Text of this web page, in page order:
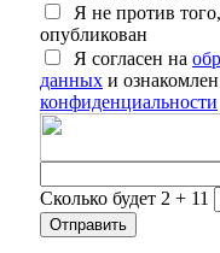
Я не против
опубликован
Я согласен на
данных и
конфиденциальности
Сколько будет 2 + 11